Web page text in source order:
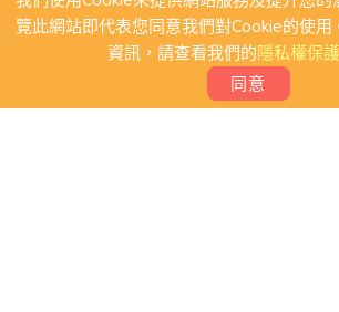
覽此網站即代表您同意我們對Cookie的使
資訊，請查看我們的隱私權保
同意